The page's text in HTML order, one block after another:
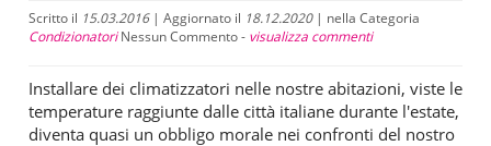
Scritto il 15.03.2016| Aggiornato il 18.12.2020| nella Categoria
Condizionatori Nessun Commento - visualizza commenti
Installare dei climatizzatori nelle nostre abitazioni, viste le
temperature raggiunte dalle città italiane durante l'estate,
diventa quasi un obbligo morale nei confronti del nostro